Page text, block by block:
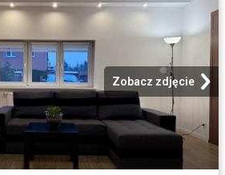
Zobacz zdjęcie